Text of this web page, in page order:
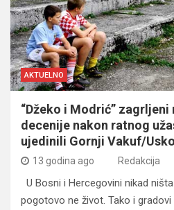
AKTUELNO
“Džeko i Modrić” zagrljeni
decenije nakon ratnog
ujedinili Gornji Vakuf/
13 godina ago Redakcija
U Bosni i Hercegovini nikad
pogotovo ne život. Tako i